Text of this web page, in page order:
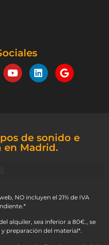
de sonido e
Madrid.
NO incluyen el 21% de IVA
alquiler, sea inferior a 80€., se
preparación del material*.